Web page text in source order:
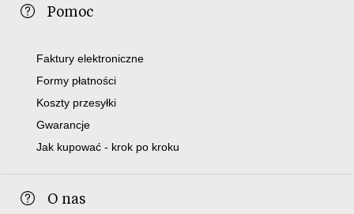
Pomoc
Faktury elektroniczne
Formy płatności
Koszty przesyłki
Gwarancje
Jak kupować - krok po kroku
O nas